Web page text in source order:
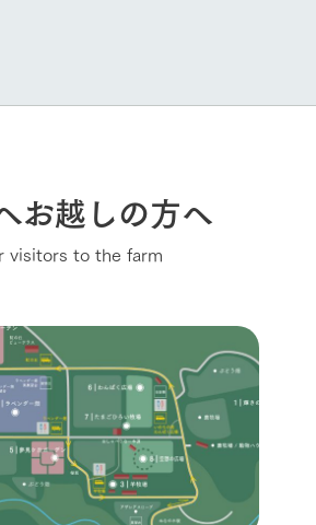
お越しの方へ
visitors to the farm